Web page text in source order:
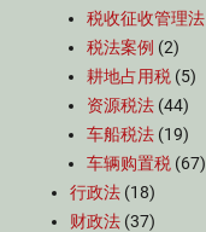
税收征收管理法
税法案例 (2)
耕地占用税 (5)
资源税法 (44)
车船税法 (19)
车辆购置税 (67)
行政法 (18)
财政法 (37)